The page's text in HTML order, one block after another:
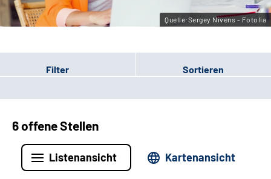
Gebärdensprache
Quelle:Sergey Nivens - Fotolia
Filter Sortieren
6 offene Stellen
Listenansicht Kartenansicht